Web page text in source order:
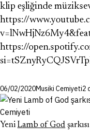
klip eşliğinde
https://
https://
06/02/2020Musiki Cemiyeti2
Yeni Lamb of God